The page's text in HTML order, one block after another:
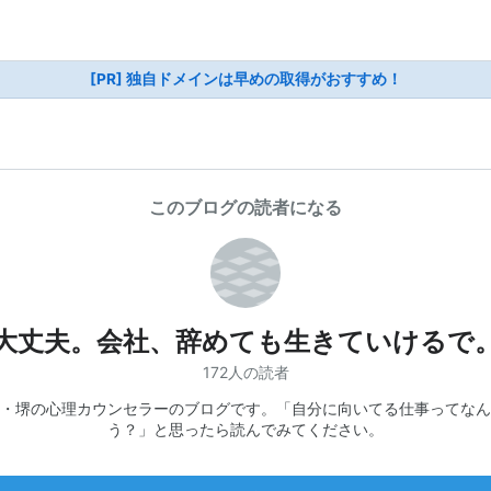
[PR] 独自ドメインは早めの取得がおすすめ！
このブログの読者になる
丈夫。会社、辞めても生きていけるで
172人の読者
堺の心理カウンセラーのブログです。「自分に向いてる仕事ってな
う？」と思ったら読んでみてください。